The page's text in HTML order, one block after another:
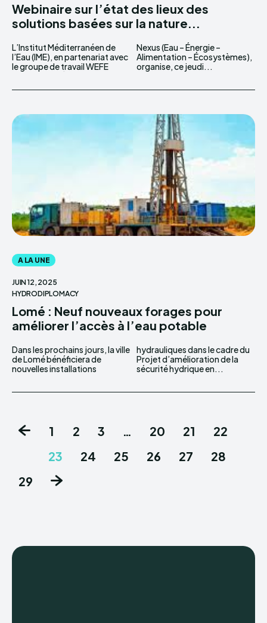
Webinaire sur l’état des lieux des
solutions basées sur la nature...
L’Institut Méditerranéen de
l’Eau (IME), en partenariat avec
le groupe de travail WEFE
Nexus (Eau – Énergie –
Alimentation – Écosystèmes),
organise, ce jeudi...
A LA UNE
JUIN 12, 2025
HYDRODIPLOMACY
Lomé : Neuf nouveaux forages pour
améliorer l’accès à l’eau potable
Dans les prochains jours, la ville
de Lomé bénéficiera de
nouvelles installations
hydrauliques dans le cadre du
Projet d’amélioration de la
sécurité hydrique en...
1 2 3 … 20 21
22
23
24 25 26 27
28
29